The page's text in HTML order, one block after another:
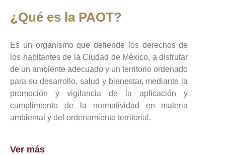
¿Qué es la PAOT?
Es un organismo que defiende los derechos de
los habitantes de la Ciudad de México, a disfrutar
de un ambiente adecuado y un territorio ordenado
para su desarrollo, salud y bienestar, mediante la
promoción y vigilancia de la aplicación y
cumplimiento de la normatividad en materia
ambiental y del ordenamiento territorial.
Ver más